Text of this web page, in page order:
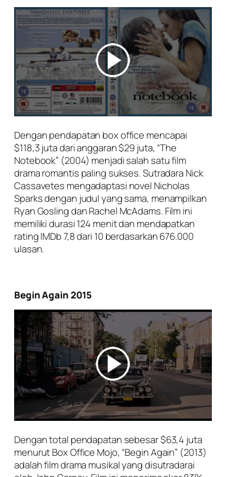
Dengan pendapatan box office mencapai
$118,3 juta dari anggaran $29 juta, “The
Notebook” (2004) menjadi salah satu film
drama romantis paling sukses. Sutradara Nick
Cassavetes mengadaptasi novel Nicholas
Sparks dengan judul yang sama, menampilkan
Ryan Gosling dan Rachel McAdams. Film ini
memiliki durasi 124 menit dan mendapatkan
rating IMDb 7,8 dari 10 berdasarkan 676.000
ulasan.
Begin Again 2015
Dengan total pendapatan sebesar $63,4 juta
menurut Box Office Mojo, “Begin Again” (2013)
adalah film drama musikal yang disutradarai